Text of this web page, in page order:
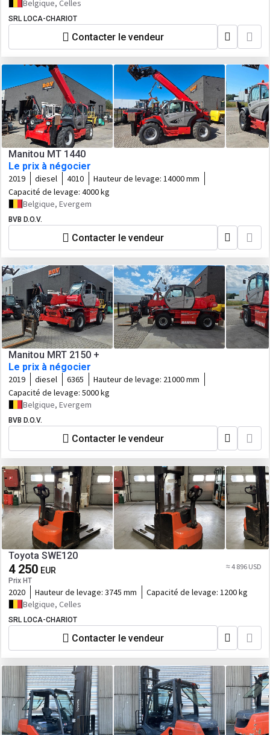
Belgique, Celles
SRL LOCA-CHARIOT
Contacter le vendeur
Manitou MT 1440
Le prix à négocier
2019 diesel 4010 Hauteur de levage: 14000 mm
Capacité de levage: 4000 kg
Belgique, Evergem
BVB D.O.V.
Contacter le vendeur
Manitou MRT 2150 +
Le prix à négocier
2019 diesel 6365 Hauteur de levage: 21000 mm
Capacité de levage: 5000 kg
Belgique, Evergem
BVB D.O.V.
Contacter le vendeur
Toyota SWE120
4 250 EUR
Prix HT
≈ 4 896 USD
2020 Hauteur de levage: 3745 mm Capacité de levage: 1200 kg
Belgique, Celles
SRL LOCA-CHARIOT
Contacter le vendeur